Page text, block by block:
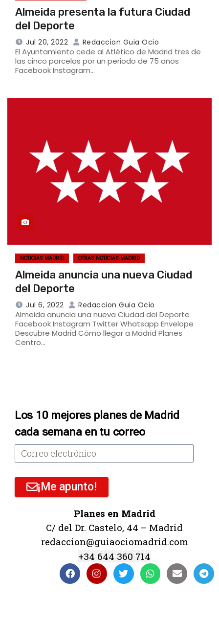
Almeida presenta la futura Ciudad
del Deporte
Jul 20, 2022 Redaccion Guia Ocio
El Ayuntamiento cede al Atlético de Madrid tres de
las cinco parcelas por un periodo de 75 años
Facebook Instagram…
NOTICIAS MADRID OTRAS NOTICIAS MADRID
Almeida anuncia una nueva Ciudad
del Deporte
Jul 6, 2022 Redaccion Guia Ocio
Almeida anuncia una nueva Ciudad del Deporte
Facebook Instagram Twitter Whatsapp Envelope
Descubre Madrid Cómo llegar a Madrid Planes
Centro…
Los 10 mejores planes de Madrid
cada semana en tu correo
¡Me apunto!
Planes en Madrid
C/ del Dr. Castelo, 44 – Madrid
redaccion@guiaociomadrid.com
+34 644 360 714